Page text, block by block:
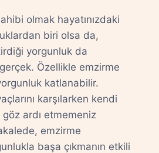
olmak hayatınızdaki
biri olsa da,
yorgunluk da
Özellikle emzirme
katlanabilir.
karşılarken kendi
göz ardı etmemeniz
emzirme
başa çıkmanın etkili